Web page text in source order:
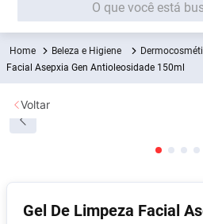
Beleza e Higiene
Facial Asepxia Gen Antioleosidade 150ml
Gel De Limpeza Facial
Voltar
Termos mais buscados
1º Fralda
2
6º Desodorante